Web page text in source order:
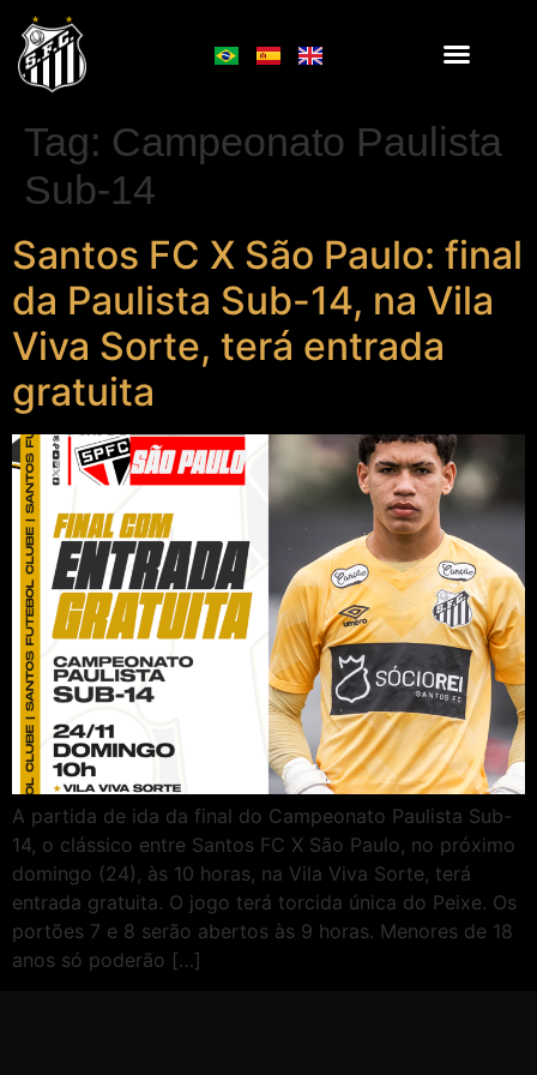
Tag: Campeonato Paulista
Sub-14
Santos FC X São Paulo: final
da Paulista Sub-14, na Vila
Viva Sorte, terá entrada
gratuita
A partida de ida da final do Campeonato Paulista Sub-
14, o clássico entre Santos FC X São Paulo, no próximo
domingo (24), às 10 horas, na Vila Viva Sorte, terá
entrada gratuita. O jogo terá torcida única do Peixe. Os
portões 7 e 8 serão abertos às 9 horas. Menores de 18
anos só poderão […]